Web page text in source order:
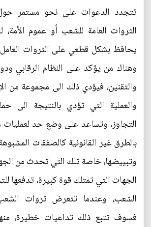
تتجدد الدعوات على نحو مستمر
الثروات العامة للشعب أو عموم الأمة،
يحافظ بشكل قطعي على الثروات
وهناك من يؤكد على النظام الرقابي
والتقنين، فيؤدي ذلك الى مجموعة من
والعملية التي تؤدي بالنتيجة الى
التجاوز، وتساعد على وضع حد لعمليات
بالطرق غير القانونية كالصفقات
وتبييضها، خاصة تلك التي تحدث من
الجهات التي تمتلك قوة كبيرة، تدفعها
الشعب، وعندما تتعرض ثروات الشعب
فسوف تتبع ذلك تداعيات خطيرة، منها